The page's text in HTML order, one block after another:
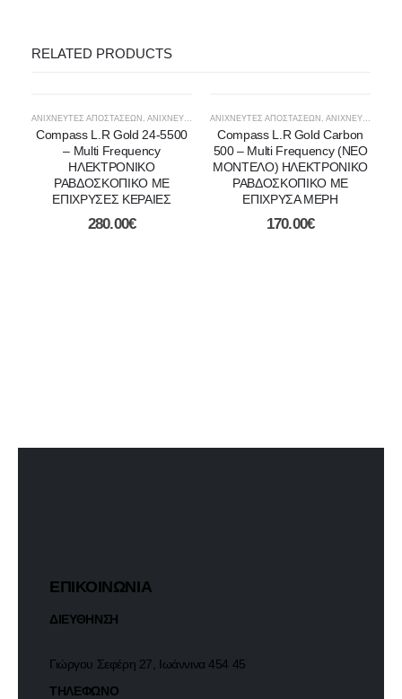
RELATED PRODUCTS
ΑΝΙΧΝΕΥΤΕΣ ΑΠΟΣΤΑΣΕΩΝ ΑΝΙΧΝΕΥΤΈΣ ΧΡΥΣΟΎ
Compass L.R Gold 24-5500
– Multi Frequency
ΗΛΕΚΤΡΟΝΙΚΟ
ΡΑΒΔΟΣΚΟΠΙΚΟ ΜΕ
ΕΠΙΧΡΥΣΕΣ ΚΕΡΑΙΕΣ
280.00€
ΑΝΙΧΝΕΥΤΕΣ ΑΠΟΣΤΑΣΕΩΝ ΑΝΙΧΝΕΥΤΈΣ ΧΡΥΣΟΎ
Compass L.R Gold Carbon
500 – Multi Frequency (ΝΕΟ
ΜΟΝΤΕΛΟ) ΗΛΕΚΤΡΟΝΙΚΟ
ΡΑΒΔΟΣΚΟΠΙΚΟ ΜΕ
ΕΠΙΧΡΥΣΑ ΜΕΡΗ
170.00€
ΕΠΙΚΟΙΝΩΝΙΑ
ΔΙΕΥΘΗΝΣΗ
Γιώργου Σεφέρη 27, Ιωάννινα 454 45
ΤΗΛΕΦΩΝΟ